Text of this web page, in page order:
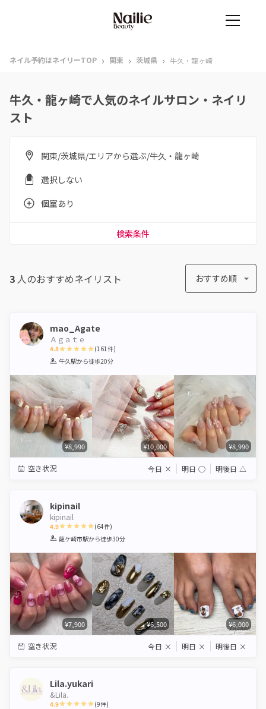
ネイル予約はネイリーTOP › 関東 › 茨城県 › 牛久・龍ヶ崎
牛久・龍ヶ崎で人気のネイルサロン・ネイリ
スト
関東/茨城県/エリアから選ぶ/牛久・龍ヶ崎
選択しない
個室あり
検索条件
3 人のおすすめネイリスト おすすめ順
mao_Agate
Ａｇａｔｅ
4.8
1 2 3 4 5
(161件)
牛久駅から徒歩20分
¥8,990 ¥10,000 ¥8,990
空き状況 今日 × 明日 ◯ 明後日 △
kipinail
kipinail
4.9
1 2 3 4 5
(64件)
龍ケ崎市駅から徒歩30分
¥7,900 ¥6,500 ¥6,000
空き状況 今日 × 明日 × 明後日 ×
Lila.yukari
&Lila.
4.9 (9件)